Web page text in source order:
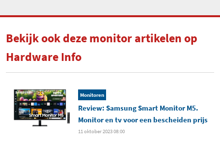
Bekijk ook deze monitor artikelen op
Hardware Info
Monitoren
Review: Samsung Smart Monitor M5.
Monitor en tv voor een bescheiden prijs
11 oktober 2023 08:00